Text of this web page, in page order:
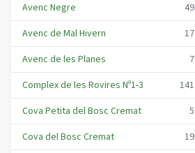
Avenc Negre
49
Avenc de Mal Hivern
17
Avenc de les Planes
7
Complex de les Rovires Nº1-3
141
Cova Petita del Bosc Cremat
5
Cova del Bosc Cremat
19